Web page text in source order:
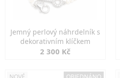
Jemný perlový náhrdelník s
dekorativním klíčkem
2 300 Kč